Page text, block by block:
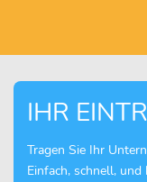
IHR
Tragen Sie Ihr
Einfach, schnell,